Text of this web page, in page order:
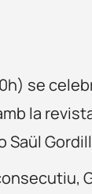
se
la
Saül